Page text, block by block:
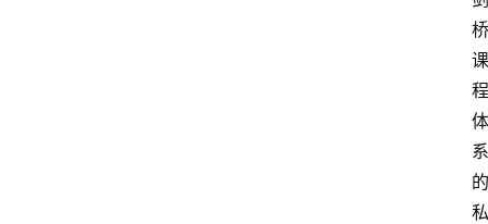
桥
课
程
体
系
的
私